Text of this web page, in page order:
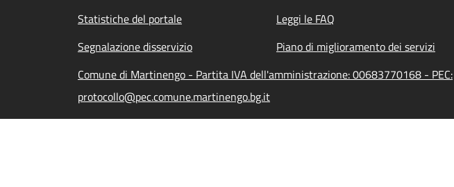
Statistiche del portale
Leggi le FAQ
Segnalazione disservizio
Piano di miglioramento dei servizi
Comune di Martinengo - Partita IVA dell'amministrazione: 00683770168 - PEC:
protocollo@pec.comune.martinengo.bg.it